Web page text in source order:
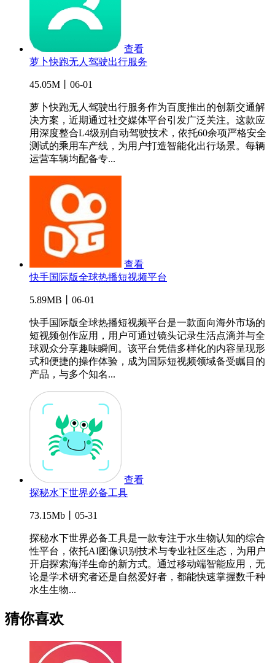
查看
萝卜快跑无人驾驶出行服务
45.05M丨06-01
萝卜快跑无人驾驶出行服务作为百度推出的创新交通解
决方案，近期通过社交媒体平台引发广泛关注。这款应
用深度整合L4级别自动驾驶技术，依托60余项严格安全
测试的乘用车产线，为用户打造智能化出行场景。每辆
运营车辆均配备专...
查看
快手国际版全球热播短视频平台
5.89MB丨06-01
快手国际版全球热播短视频平台是一款面向海外市场的
短视频创作应用，用户可通过镜头记录生活点滴并与全
球观众分享趣味瞬间。该平台凭借多样化的内容呈现形
式和便捷的操作体验，成为国际短视频领域备受瞩目的
产品，与多个知名...
查看
探秘水下世界必备工具
73.15Mb丨05-31
探秘水下世界必备工具是一款专注于水生物认知的综合
性平台，依托AI图像识别技术与专业社区生态，为用户
开启探索海洋生命的新方式。通过移动端智能应用，无
论是学术研究者还是自然爱好者，都能快速掌握数千种
水生生物...
猜你喜欢